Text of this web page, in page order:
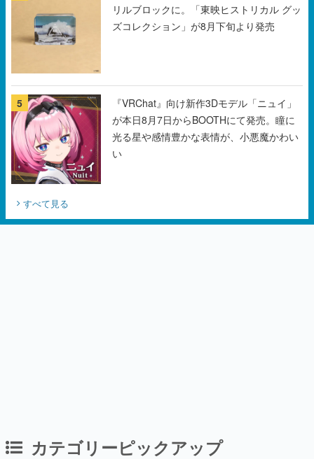
リルブロックに。「東映ヒストリカル グッ
ズコレクション」が8月下旬より発売
5
『VRChat』向け新作3Dモデル「ニュイ」
が本日8月7日からBOOTHにて発売。瞳に
光る星や感情豊かな表情が、小悪魔かわい
い
すべて見る
カテゴリーピックアップ